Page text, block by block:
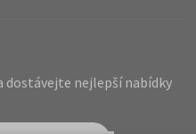
dostávejte nejlepší nabídky